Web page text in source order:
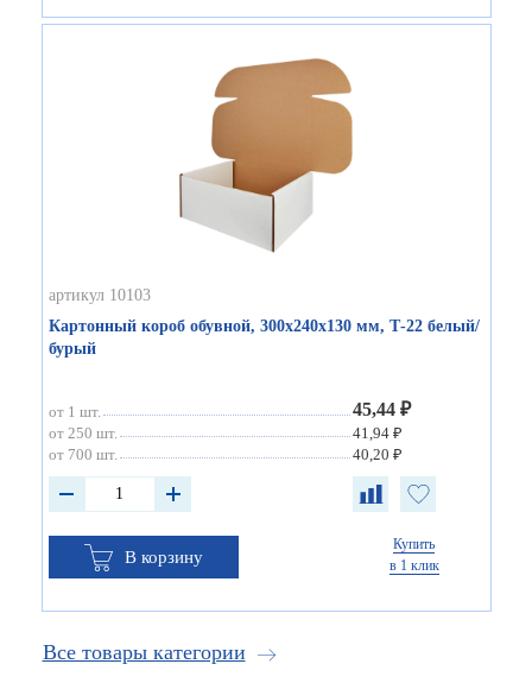
артикул 10103
Картонный короб обувной, 300х240х130 мм, Т-22 белый/
бурый
от 1 шт. 45,44 ₽
от 250 шт.
41,94 ₽
от 700 шт.
40,20 ₽
В корзину
Купить
в 1 клик
Все товары категории